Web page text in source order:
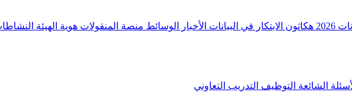
هكاثون الابتكار في البيانات الأخبار الوسائط منصة المنقولات هوية الهيئة
الشائعة التوظيف التدريب التعاوني